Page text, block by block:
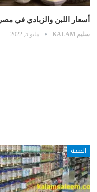
أسعار اللبن والزبادي في مصر
سليم KALAM مايو 5, 2022
الصحة